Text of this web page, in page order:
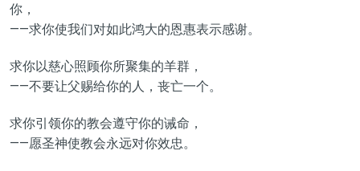
你，
——求你使我们对如此鸿大的恩惠表示感谢。
求你以慈心照顾你所聚集的羊群，
——不要让父赐给你的人，丧亡一个。
求你引领你的教会遵守你的诫命，
——愿圣神使教会永远对你效忠。